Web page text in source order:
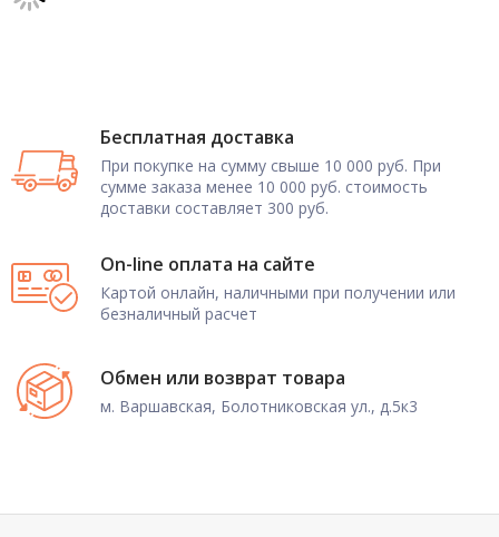
Бесплатная доставка
При покупке на сумму свыше 10 000 руб. При
сумме заказа менее 10 000 руб. стоимость
доставки составляет 300 руб.
On-line оплата на сайте
Картой онлайн, наличными при получении или
безналичный расчет
Обмен или возврат товара
м. Варшавская, Болотниковская ул., д.5к3